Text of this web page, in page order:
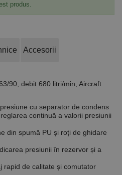
produs.
Accesorii
90, debit 680 litri/min, Aircraft
cu separator de condens
continuă a valorii presiunii
din spumă PU și roți de ghidare
presiunii în rezervor și a
rapid de calitate și comutator